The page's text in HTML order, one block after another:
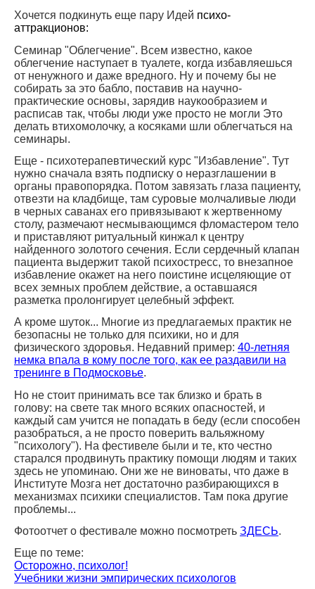
Хочется подкинуть еще пару Идей психо-
аттракционов:
Семинар "Облегчение". Всем известно, какое
облегчение наступает в туалете, когда избавляешься
от ненужного и даже вредного. Ну и почему бы не
собирать за это бабло, поставив на научно-
практические основы, зарядив наукообразием и
расписав так, чтобы люди уже просто не могли Это
делать втихомолочку, а косяками шли облегчаться на
семинары.
Еще - психотерапевтический курс "Избавление". Тут
нужно сначала взять подписку о неразглашении в
органы правопорядка. Потом завязать глаза пациенту,
отвезти на кладбище, там суровые молчаливые люди
в черных саванах его привязывают к жертвенному
столу, размечают несмывающимся фломастером тело
и приставляют ритуальный кинжал к центру
найденного золотого сечения. Если сердечный клапан
пациента выдержит такой психостресс, то внезапное
избавление окажет на него поистине исцеляющие от
всех земных проблем действие, а оставшаяся
разметка пролонгирует целебный эффект.
А кроме шуток... Многие из предлагаемых практик не
безопасны не только для психики, но и для
физического здоровья. Недавний пример: 40-летняя
немка впала в кому после того, как ее раздавили на
тренинге в Подмосковье.
Но не стоит принимать все так близко и брать в
голову: на свете так много всяких опасностей, и
каждый сам учится не попадать в беду (если способен
разобраться, а не просто поверить вальяжному
"психологу"). На фестивеле были и те, кто честно
старался продвинуть практику помощи людям и таких
здесь не упоминаю. Они же не виноваты, что даже в
Институте Мозга нет достаточно разбирающихся в
механизмах психики специалистов. Там пока другие
проблемы...
Фотоотчет о фестивале можно посмотреть ЗДЕСЬ.
Еще по теме:
Осторожно, психолог!
Учебники жизни эмпирических психологов